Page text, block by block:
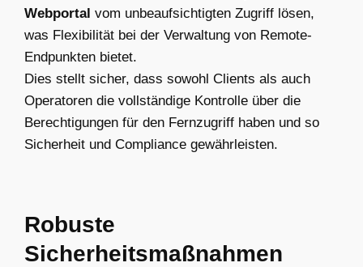
Webportal vom unbeaufsichtigten Zugriff lösen,
was Flexibilität bei der Verwaltung von Remote-
Endpunkten bietet.
Dies stellt sicher, dass sowohl Clients als auch
Operatoren die vollständige Kontrolle über die
Berechtigungen für den Fernzugriff haben und so
Sicherheit und Compliance gewährleisten.
Robuste
Sicherheitsmaßnahmen